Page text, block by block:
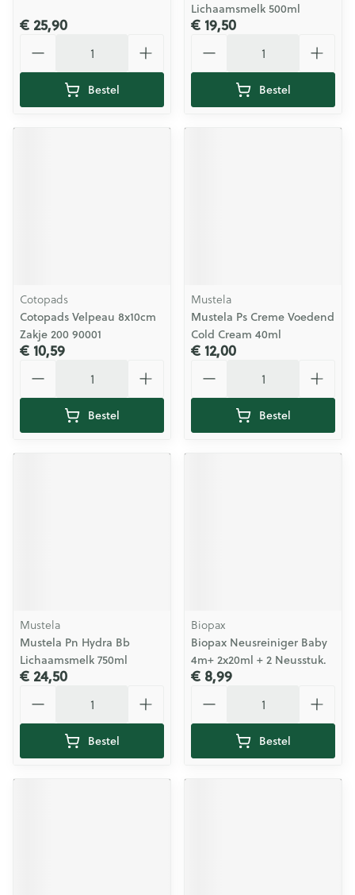
€ 25,90
Bestel
Lichaamsmelk 500ml
€ 19,50
Bestel
Cotopads
Cotopads Velpeau 8x10cm
Zakje 200 90001
€ 10,59
Bestel
Mustela
Mustela Ps Creme Voedend
Cold Cream 40ml
€ 12,00
Bestel
Mustela
Mustela Pn Hydra Bb
Lichaamsmelk 750ml
€ 24,50
Bestel
Biopax
Biopax Neusreiniger Baby
4m+ 2x20ml + 2 Neusstuk.
€ 8,99
Bestel